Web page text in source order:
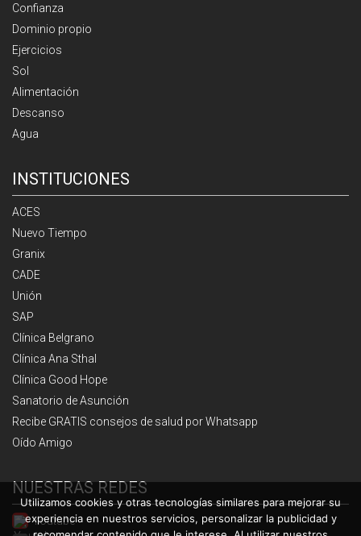
Confianza
Dominio propio
Ejercicios
Sol
Alimentación
Descanso
Agua
INSTITUCIONES
ACES
Nuevo Tiempo
Granix
CADE
Unión
SAP
Clínica Belgrano
Clínica Ana Sthal
Clínica Good Hope
Sanatorio de Asunción
Recibe GRATIS consejos de salud por Whatsapp
Oído Amigo
NUESTRAS REDES
Youtube
Utilizamos cookies y otras tecnologías similares para mejorar su
experiencia en nuestros servicios, personalizar la publicidad y